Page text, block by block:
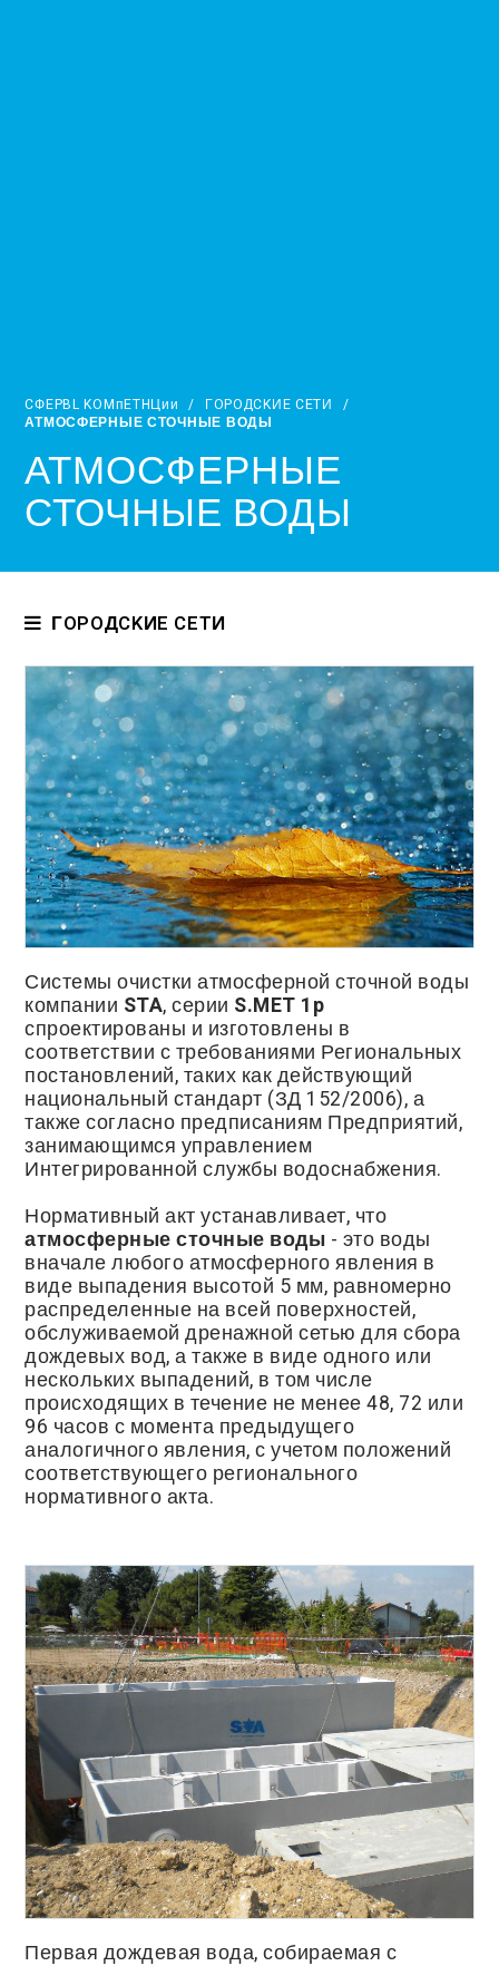
CФEPBL KOMᴨETHЦᴎᴎ / ГOPOДCKИE CETИ
/
АТМОСФЕРНЫЕ СТОЧНЫЕ ВОДЫ
АТМОСФЕРНЫЕ
СТОЧНЫЕ ВОДЫ
ГOPOДCKИE CETИ
Атмосферные сточные воды
Автомойка
Жилые комплексы и небольшие поселения
Интегрированная служба водоснабжения
Утилизация жидких отходов
Слив сточных вод
Системы очистки атмосферной сточной воды
компании STA, серии S.MET 1p
спроектированы и изготовлены в
соответствии с требованиями Региональных
постановлений, таких как действующий
национальный стандарт (ЗД 152/2006), а
также согласно предписаниям Предприятий,
занимающимся управлением
Интегрированной службы водоснабжения.
Нормативный акт устанавливает, что
атмосферные сточные воды - это воды
вначале любого атмосферного явления в
виде выпадения высотой 5 мм, равномерно
распределенные на всей поверхностей,
обслуживаемой дренажной сетью для сбора
дождевых вод, а также в виде одного или
нескольких выпадений, в том числе
происходящих в течение не менее 48, 72 или
96 часов с момента предыдущего
аналогичного явления, с учетом положений
соответствующего регионального
нормативного акта.
Первая дождевая вода, собираемая с